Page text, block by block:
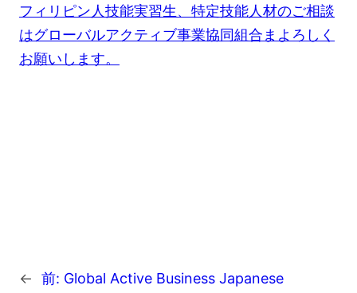
フィリピン人技能実習生、特定技能人材のご相談
はグローバルアクティブ事業協同組合まよろしく
お願いします。
← 前: Global Active Business Japanese